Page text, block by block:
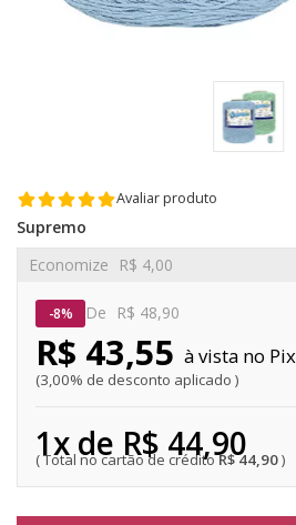
Avaliar produto
Supremo
De R$ 48,90
R$ 44,90
Economize R$ 4,00
8%
1x de R$ 44,90
R$ 43,55
3,00% de desconto aplicado
Pix